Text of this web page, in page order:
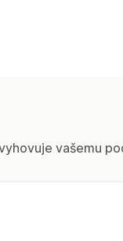
vašemu